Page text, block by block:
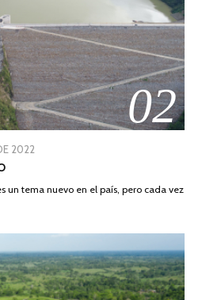
02
2022
DE
un tema nuevo en el país, pero cada vez